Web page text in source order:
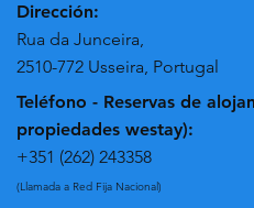
Dirección:
Rua da Junceira,
2510-772 Usseira, Portugal
Teléfono - Reservas de
propiedades westay):
+351 (262) 243358
(Llamada a Red Fija Nacional)